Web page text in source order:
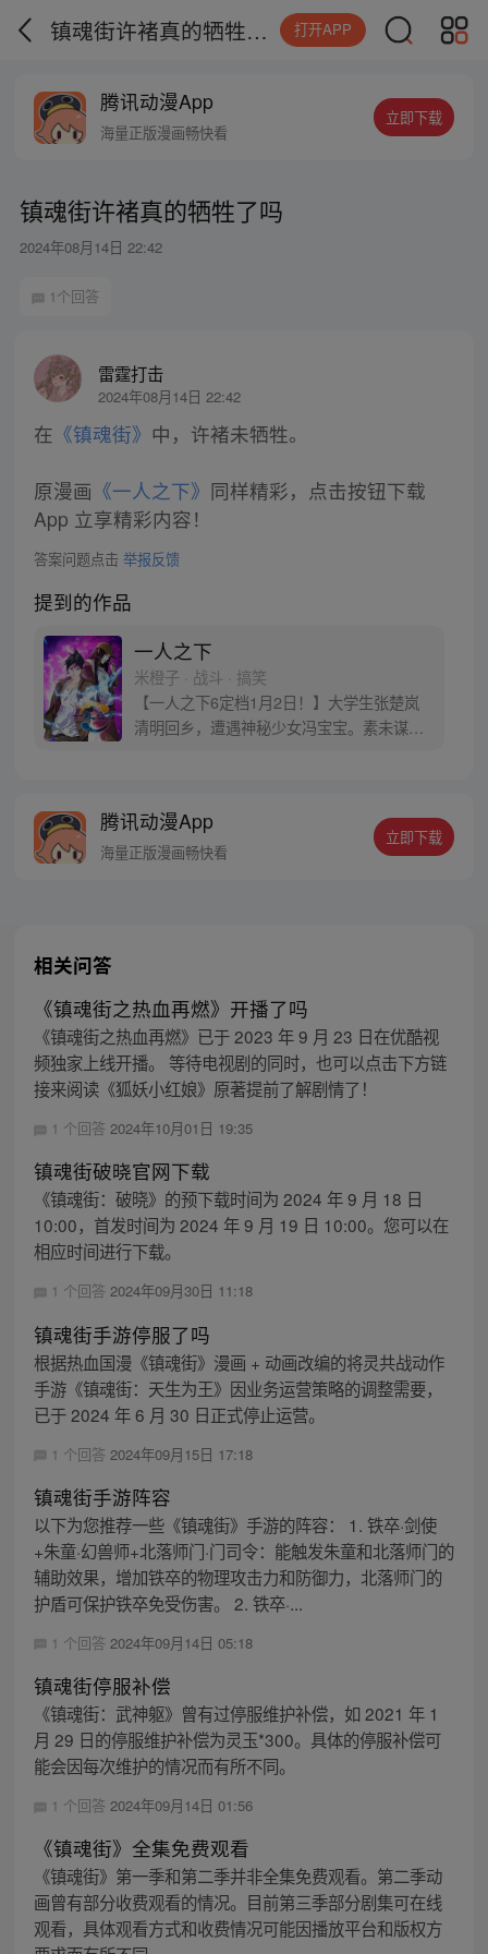
镇魂街许褚真的牺牲了吗 打开APP
腾讯动漫App
海量正版漫画畅快看
立即下载
镇魂街许褚真的牺牲了吗
2024年08月14日 22:42
1个回答
雷霆打击
2024年08月14日 22:42
在 《镇魂街》 中，许褚未牺牲。
原漫画 《一人之下》 同样精彩，点击按钮下载
App 立享精彩内容！
答案问题点击 举报反馈
提到的作品
一人之下
米橙子 · 战斗 · 搞笑
【一人之下6定档1月2日！】大学生张楚岚
清明回乡，遭遇神秘少女冯宝宝。素未谋面
密，张楚岚的生活被彻底颠覆，与冯宝宝一
同踏上“异人”之旅。
腾讯动漫App
海量正版漫画畅快看
立即下载
相关问答
《镇魂街之热血再燃》开播了吗
《镇魂街之热血再燃》已于 2023 年 9 月 23 日在优酷视
频独家上线开播。 等待电视剧的同时，也可以点击下方链
接来阅读《狐妖小红娘》原著提前了解剧情了！
1 个回答 2024年10月01日 19:35
镇魂街破晓官网下载
《镇魂街：破晓》的预下载时间为 2024 年 9 月 18 日
10:00，首发时间为 2024 年 9 月 19 日 10:00。您可以在
相应时间进行下载。
1 个回答 2024年09月30日 11:18
镇魂街手游停服了吗
根据热血国漫《镇魂街》漫画 + 动画改编的将灵共战动作
手游《镇魂街：天生为王》因业务运营策略的调整需要，
已于 2024 年 6 月 30 日正式停止运营。
1 个回答 2024年09月15日 17:18
镇魂街手游阵容
以下为您推荐一些《镇魂街》手游的阵容： 1. 铁卒·剑使
+朱童·幻兽师+北落师门·门司令：能触发朱童和北落师门的
辅助效果，增加铁卒的物理攻击力和防御力，北落师门的
护盾可保护铁卒免受伤害。 2. 铁卒·...
1 个回答 2024年09月14日 05:18
镇魂街停服补偿
《镇魂街：武神躯》曾有过停服维护补偿，如 2021 年 1
月 29 日的停服维护补偿为灵玉*300。具体的停服补偿可
能会因每次维护的情况而有所不同。
1 个回答 2024年09月14日 01:56
《镇魂街》全集免费观看
《镇魂街》第一季和第二季并非全集免费观看。第二季动
画曾有部分收费观看的情况。目前第三季部分剧集可在线
观看，具体观看方式和收费情况可能因播放平台和版权方